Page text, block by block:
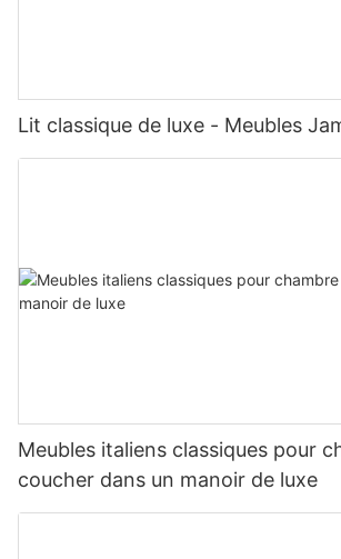
Lit classique de luxe - Meubles
Meubles italiens classiques pour
coucher dans un manoir de luxe